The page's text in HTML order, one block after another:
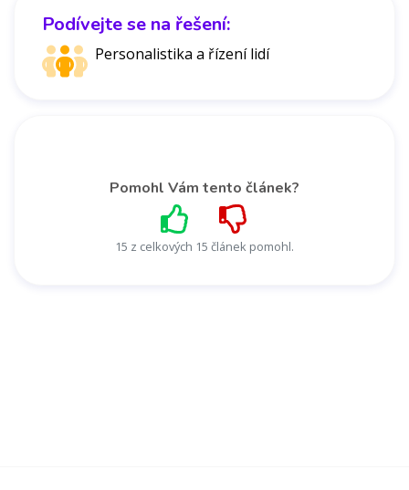
Podívejte se na řešení:
Personalistika a řízení lidí
Pomohl Vám tento článek?
15 z celkových 15 článek pomohl.